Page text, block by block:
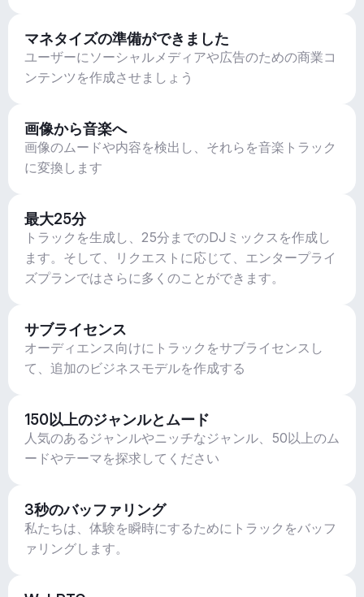
マネタイズの準備ができました
ユーザーにソーシャルメディアや広告のための商業コ
ンテンツを作成させましょう
画像から音楽へ
画像のムードや内容を検出し、それらを音楽トラック
に変換します
最大25分
トラックを生成し、25分までのDJミックスを作成し
ます。そして、リクエストに応じて、エンタープライ
ズプランではさらに多くのことができます。
サブライセンス
オーディエンス向けにトラックをサブライセンスし
て、追加のビジネスモデルを作成する
150以上のジャンルとムード
人気のあるジャンルやニッチなジャンル、50以上のム
ードやテーマを探求してください
3秒のバッファリング
私たちは、体験を瞬時にするためにトラックをバッフ
ァリングします。